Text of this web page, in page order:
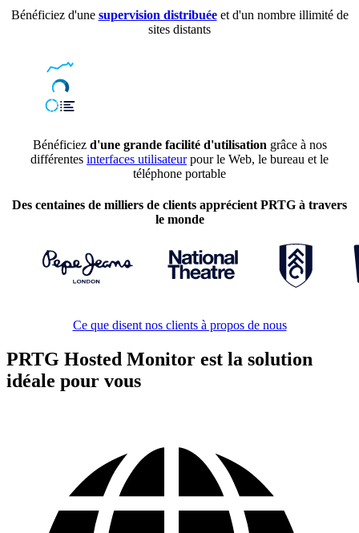
Bénéficiez d'une supervision distribuéeet d'un nombre illimité de
sites distants
Bénéficiez d'une grande facilité d'utilisation grâce à nos
différentes interfaces utilisateurpour le Web, le bureau et le
téléphone portable
Des centaines de milliers de clients apprécient PRTG à travers
le monde
Ce que disent nos clients à propos de nous
PRTG Hosted Monitor est la solution
idéale pour vous